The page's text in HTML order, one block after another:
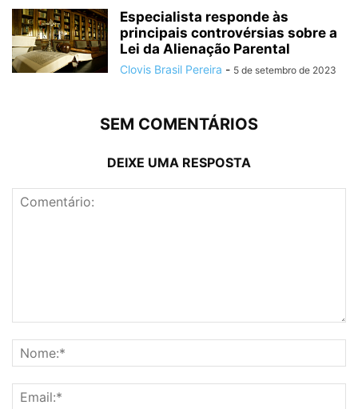
Especialista responde às
principais controvérsias sobre a
Lei da Alienação Parental
Clovis Brasil Pereira - 5 de setembro de 2023
SEM COMENTÁRIOS
DEIXE UMA RESPOSTA